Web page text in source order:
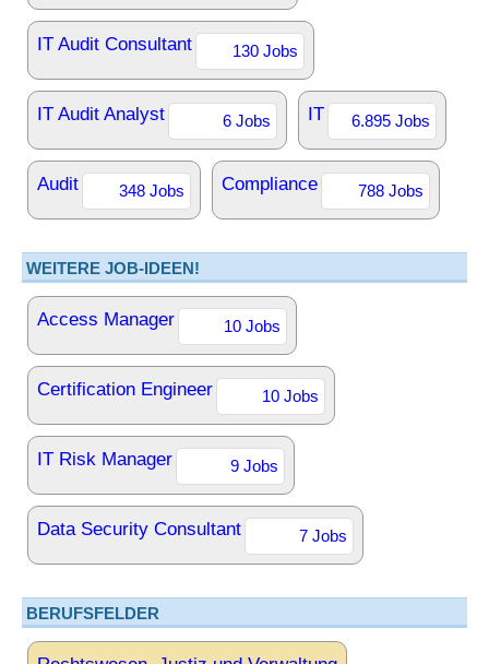
IT Audit Consultant 130 Jobs
IT Audit Analyst 6 Jobs IT 6.895 Jobs
Audit 348 Jobs Compliance 788 Jobs
WEITERE JOB-IDEEN!
Access Manager 10 Jobs
Certification Engineer 10 Jobs
IT Risk Manager 9 Jobs
Data Security Consultant 7 Jobs
BERUFSFELDER